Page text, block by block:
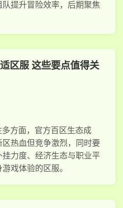
提升冒险效率，后期聚焦
区服 这些要点值得关
方面，官方百区生态成
热血但竞争激烈，同时要
力度、经济生态与职业平
戏体验的区服。